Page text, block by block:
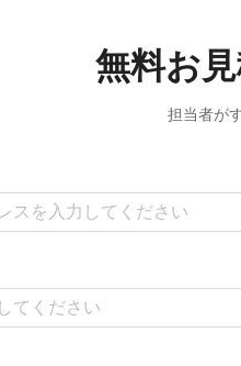
無料お
担当者が